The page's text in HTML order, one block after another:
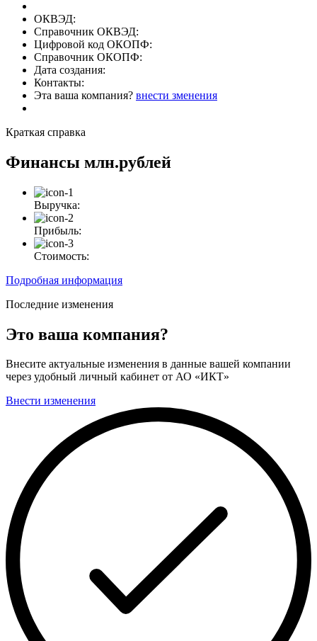
ОКВЭД:
Справочник ОКВЭД:
Цифровой код ОКОПФ:
Справочник ОКОПФ:
Дата создания:
Контакты:
Эта ваша компания? внести зменения
Краткая справка
Финансы млн.рублей
Выручка:
Прибыль:
Стоимость:
Подробная информация
Последние изменения
Это ваша компания?
Внесите актуальные изменения в данные вашей компании
через удобный личный кабинет от АО «ИКТ»
Внести изменения